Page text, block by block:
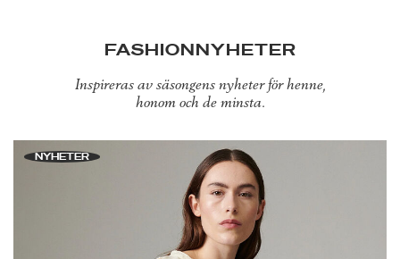
FASHIONNYHETER
Inspireras av säsongens nyheter för henne,
honom och de minsta.
NYHETER